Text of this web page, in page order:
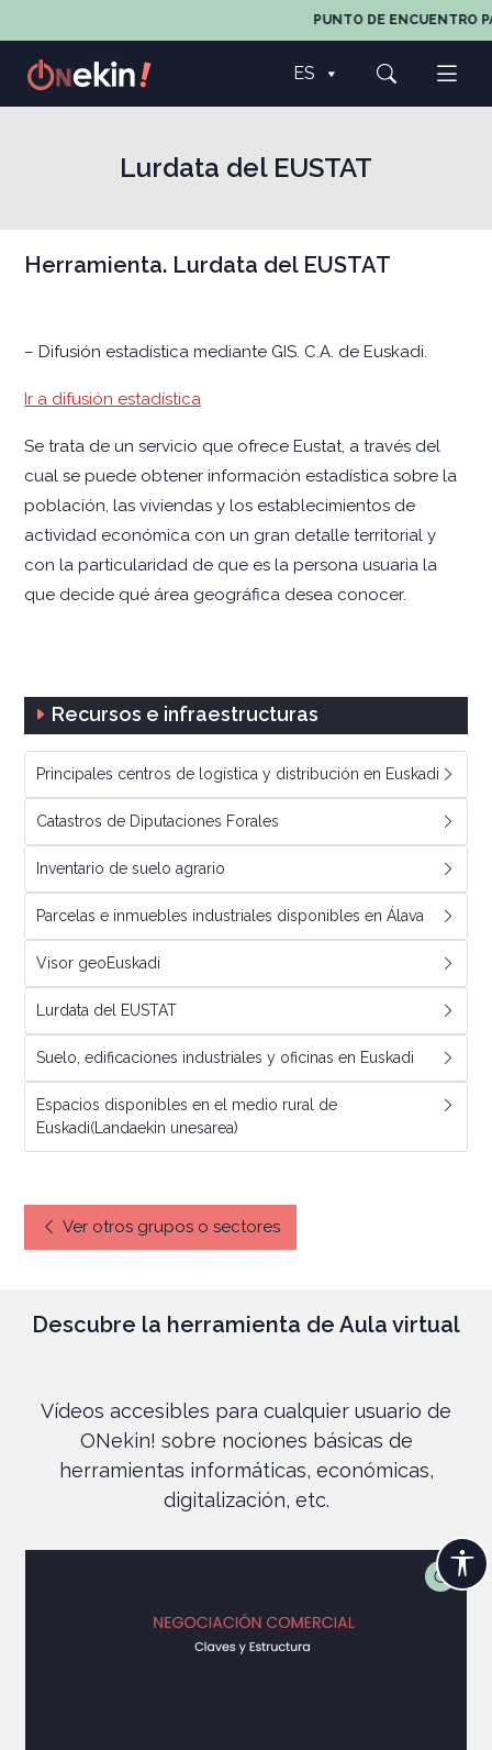
PUNTO DE ENCUENTRO
ES
Lurdata del EUSTAT
Herramienta. Lurdata del EUSTAT
– Difusión estadística mediante GIS. C.A. de Euskadi.
Ir a difusión estadística
Se trata de un servicio que ofrece Eustat, a través del
cual se puede obtener información estadística sobre la
población, las viviendas y los establecimientos de
actividad económica con un gran detalle territorial y
con la particularidad de que es la persona usuaria la
que decide qué área geográfica desea conocer.
Recursos e infraestructuras
Principales centros de logística y distribución en Euskadi
Catastros de Diputaciones Forales
Inventario de suelo agrario
Parcelas e inmuebles industriales disponibles en Álava
Visor geoEuskadi
Lurdata del EUSTAT
Suelo, edificaciones industriales y oficinas en Euskadi
Espacios disponibles en el medio rural de
Euskadi(Landaekin unesarea)
Ver otros grupos o sectores
Descubre la herramienta de Aula virtual
Vídeos accesibles para cualquier usuario de
ONekin! sobre nociones básicas de
herramientas informáticas, económicas,
digitalización, etc.